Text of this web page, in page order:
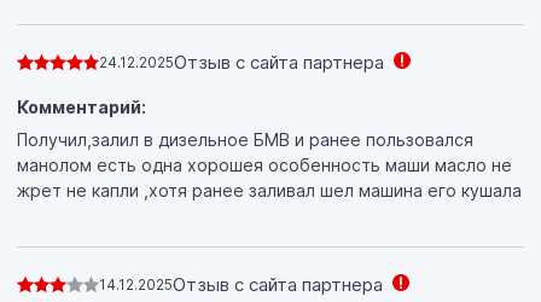
24.12.2025Отзыв с сайта партнера
Комментарий:
Получил,залил в дизельное БМВ и ранее пользовался
манолом есть одна хорошея особенность маши масло не
жрет не капли ,хотя ранее заливал шел машина его кушала
14.12.2025Отзыв с сайта партнера